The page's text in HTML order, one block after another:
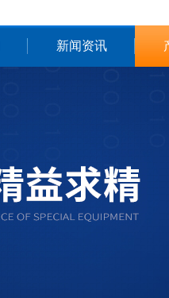
新闻资讯